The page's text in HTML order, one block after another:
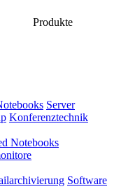
Produkte
Server
Konferenztechnik
Notebooks
Software